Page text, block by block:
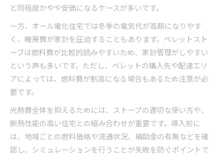
と同程度かやや安価になるケースが多いです。
一方、オール電化住宅では冬季の電気代が高額になりやす
く、暖房費が家計を圧迫することもあります。ペレットスト
ーブは燃料費が比較的読みやすいため、家計管理がしやすい
という声も多いです。ただし、ペレットの購入先や配達エリ
アによっては、燃料費が割高になる場合もあるため注意が必
要です。
光熱費全体を抑えるためには、ストーブの適切な使い方や、
断熱性能の高い住宅との組み合わせが重要です。導入前に
は、地域ごとの燃料価格や流通状況、補助金の有無などを確
認し、シミュレーションを行うことが失敗を防ぐポイントで